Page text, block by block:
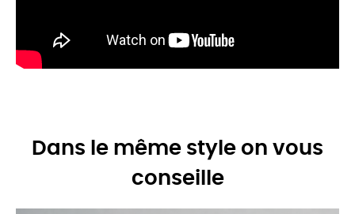
Dans le même style on vous
conseille